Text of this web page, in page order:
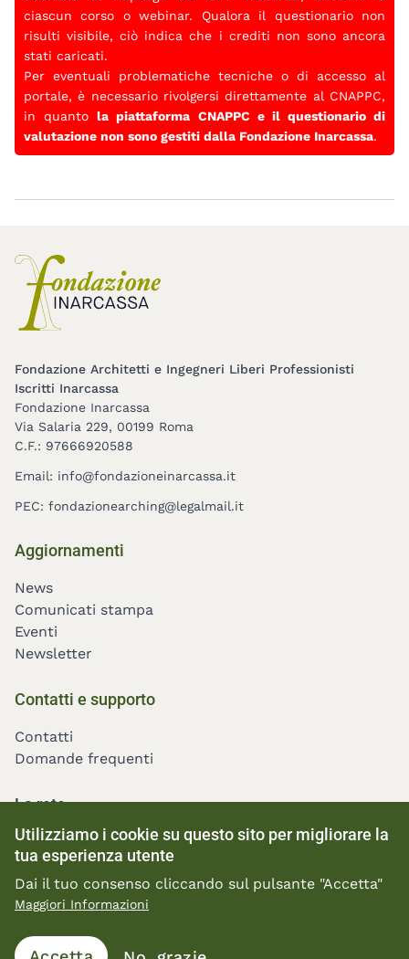
ciascun corso o webinar. Qualora il questionario non
risulti visibile, ciò indica che i crediti non sono ancora
stati caricati.
Per eventuali problematiche tecniche o di accesso al
portale, è necessario rivolgersi direttamente al CNAPPC,
in quantola piattaforma CNAPPC e il questionario di
valutazione non sono gestiti dalla Fondazione Inarcassa.
Fondazione Architetti e Ingegneri Liberi Professionisti
Iscritti Inarcassa
Fondazione Inarcassa
Via Salaria 229, 00199 Roma
C.F.: 97666920588
Email: info@fondazioneinarcassa.it
PEC: fondazionearching@legalmail.it
Footer
Aggiornamenti
News
Comunicati stampa
Eventi
Newsletter
Contatti e supporto
Contatti
Domande frequenti
La rete
Cassa Nazionale di Previdenza ed Assistenza per gli
Ingegneri ed Architetti Liberi professionisti
Privacy Policy
Utilizziamo i cookie su questo sito per migliorare la
tua esperienza utente
Dai il tuo consenso cliccando sul pulsante "Accetta"
Maggiori Informazioni